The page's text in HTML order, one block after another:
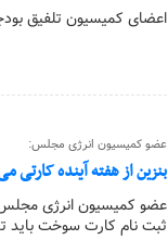
اعضای کمیسیون تلفیق بودجه ۹۸ با تخصیص سهمیه بنزین به افراد در سال آینده
عضو کمیسیون انرژی مجلس:
بنزین از هفته آینده کارتی
عضو کمیسیون انرژی
ثبت نام کارت سوخت باید